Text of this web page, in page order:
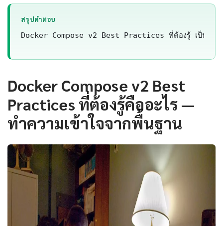
สรุปคำตอบ
Docker Compose v2 Best Practices ที่ต้องรู้ เป็นเทค
Docker Compose v2 Best
Practices ที่ต้องรู้คืออะไร —
ทำความเข้าใจจากพื้นฐาน